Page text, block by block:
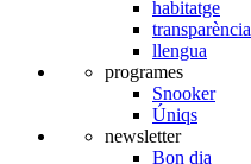
habitatge
transparència
llengua
programes
Snooker
Úniqs
newsletter
Bon dia